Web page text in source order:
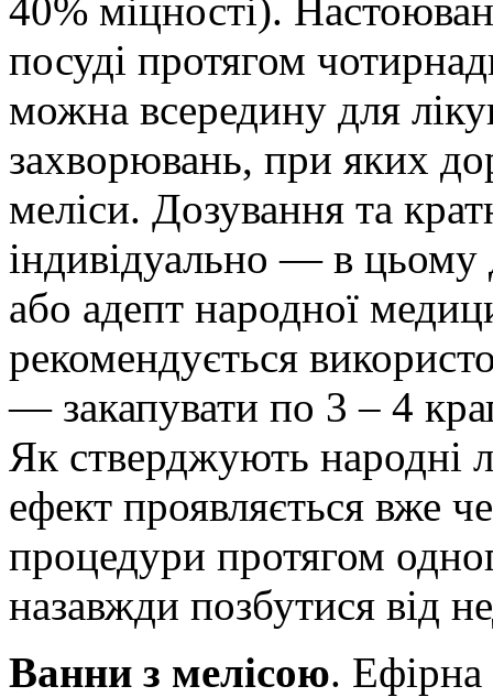
40% міцності).
посуді протягом
можна всередину для
захворювань, при яких
меліси. Дозування та
індивідуально — в цьому
або адепт народної
рекомендується
— закапувати по 3 – 4
Як стверджують народні
ефект проявляється вже
процедури протягом
назавжди позбутися від
Ванни з мелісою.